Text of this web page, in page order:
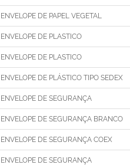
ENVELOPE DE PAPEL VEGETAL
ENVELOPE DE PLASTICO
ENVELOPE DE PLASTICO
ENVELOPE DE PLÁSTICO TIPO SEDEX
ENVELOPE DE SEGURANÇA
ENVELOPE DE SEGURANÇA BRANCO
ENVELOPE DE SEGURANÇA COEX
ENVELOPE DE SEGURANÇA